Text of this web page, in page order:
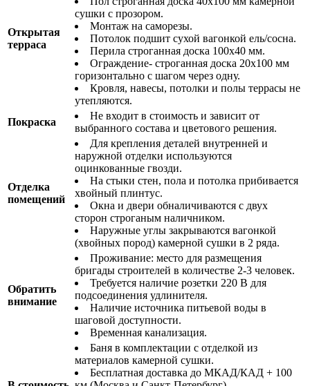
Открытая
терраса
сушки с прозором.
Монтаж на саморезы.
Потолок подшит сухой вагонкой ель/сосна.
Перила строганная доска 100х40 мм.
Ограждение- строганная доска 20х100 мм
горизонтально с шагом через одну.
Кровля, навесы, потолки и полы террасы не
утепляются.
Покраска
Не входит в стоимость и зависит от
выбранного состава и цветового решения.
Отделка
помещений
Для крепления деталей внутренней и
наружной отделки используются
оцинкованные гвозди.
На стыки стен, пола и потолка прибивается
хвойный плинтус.
Окна и двери обналичиваются с двух
сторон строганым наличником.
Наружные углы закрываются вагонкой
(хвойных пород) камерной сушки в 2 ряда.
Обратить
внимание
Проживание: место для размещения
бригады строителей в количестве 2-3 человек.
Требуется наличие розетки 220 В для
подсоединения удлинителя.
Наличие источника питьевой воды в
шаговой доступности.
Временная канализация.
Баня в комплектации с отделкой из
материалов камерной сушки.
Бесплатная доставка до МКАД/КАД + 100